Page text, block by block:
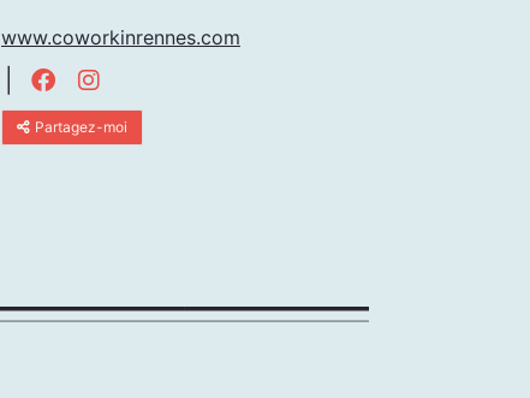
www.coworkinrennes.com
Partagez-moi